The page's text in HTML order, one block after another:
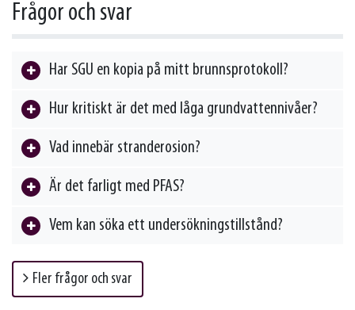
Frågor och svar
Har SGU en kopia på mitt brunnsprotokoll?
Hur kritiskt är det med låga grundvattennivåer?
Vad innebär stranderosion?
Är det farligt med PFAS?
Vem kan söka ett undersökningstillstånd?
Fler frågor och svar